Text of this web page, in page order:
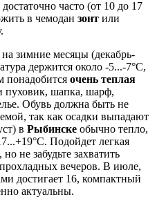
часто (от 10 до 17
в чемодан зонт или
зимние месяцы (декабрь-
держится около -5...-7°C,
понадобится очень теплая
пуховик, шапка, шарф,
Обувь должна быть не
так как осадки выпадают
в Рыбинске обычно тепло,
Подойдет легкая
не забудьте захватить
вечеров. В июле,
достигает 16, компактный
актуальны.